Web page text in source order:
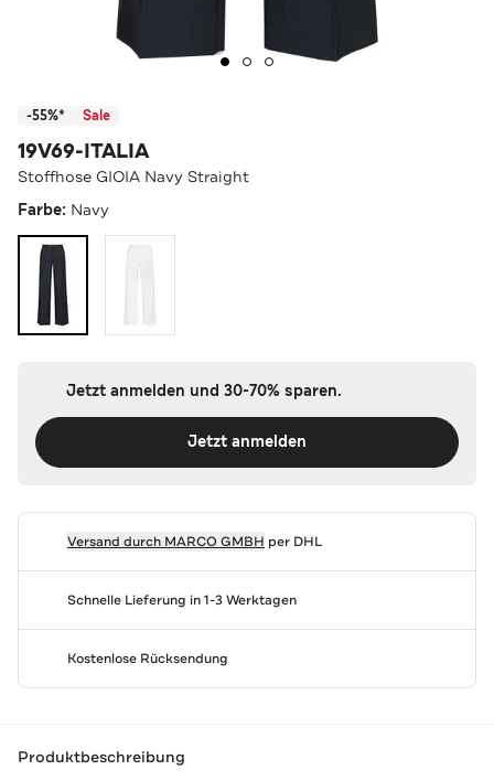
-55%* Sale
19V69-ITALIA
Stoffhose GIOIA Navy Straight
Farbe: Navy
Jetzt anmelden und 30-70% sparen.
Jetzt anmelden
Versand durch MARCO GMBH per DHL
Schnelle Lieferung in 1-3 Werktagen
Kostenlose Rücksendung
Produktbeschreibung